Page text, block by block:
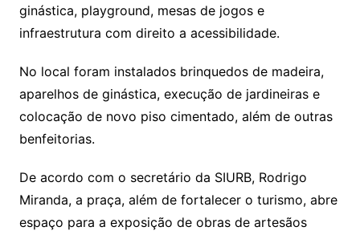
ginástica, playground, mesas de jogos e
infraestrutura com direito a acessibilidade.
No local foram instalados brinquedos de madeira,
aparelhos de ginástica, execução de jardineiras e
colocação de novo piso cimentado, além de outras
benfeitorias.
De acordo com o secretário da SIURB, Rodrigo
Miranda, a praça, além de fortalecer o turismo, abre
espaço para a exposição de obras de artesãos